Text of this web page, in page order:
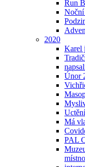
Run
2020
Karel
Únor
Má
PAL